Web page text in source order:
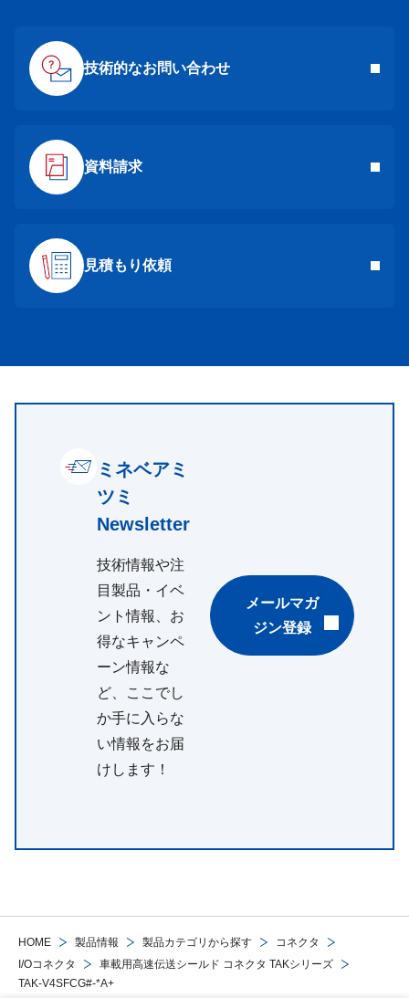
HOME 製品情報 製品カテゴリから探す
コネクタ
I/Oコネクタ
車載用高速伝送シールド コネクタ TAKシリーズ
TAK-V4SFCG#-*A+
技術的なお問い合わせ
資料請求
見積もり依頼
ミネベアミ
ツミ
Newsletter
技術情報や注
目製品・イベ
ント情報、お
得なキャンペ
ーン情報な
ど、ここでし
か手に入らな
い情報をお届
けします！
メールマガ
ジン登録